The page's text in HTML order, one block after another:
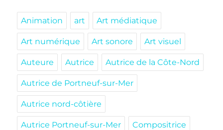
Animation art Art médiatique
Art numérique Art sonore Art visuel
Auteure Autrice Autrice de la Côte-Nord
Autrice de Portneuf-sur-Mer
Autrice nord-côtière
Autrice Portneuf-sur-Mer Compositrice